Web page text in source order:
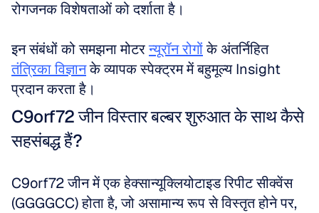
रोगजनक विशेषताओं को दर्शाता है।
इन संबंधों को समझना मोटर न्यूरॉन रोगों
के अंतर्निहित
तंत्रिका विज्ञान के व्यापक स्पेक्ट्रम में बहुमूल्य Insight
प्रदान करता है।
C9orf72 जीन विस्तार बल्बर शुरुआत के साथ कैसे
सहसंबद्ध हैं?
C9orf72 जीन में एक हेक्सान्यूक्लियोटाइड रिपीट सीक्वेंस
(GGGGCC) होता है, जो असामान्य रूप से विस्तृत होने पर,